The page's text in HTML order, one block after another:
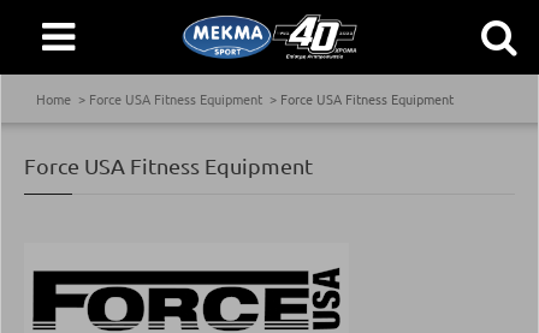
Home Force USA Fitness Equipment Force USA Fitness Equipment
Force USA Fitness Equipment